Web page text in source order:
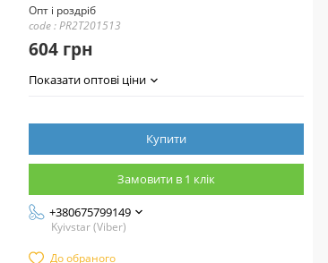
Опт і роздріб
code : PR2T201513
604 грн
Показати оптові ціни
Купити
Замовити в 1 клік
+380675799149
Kyivstar (Viber)
До обраного